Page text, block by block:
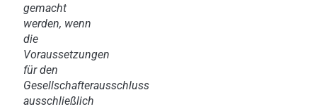
gemacht
werden, wenn
die
Voraussetzungen
für den
Gesellschafterausschluss
ausschließlich